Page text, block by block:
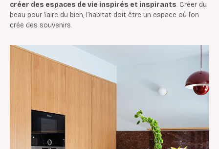
créer des espaces de vie inspirés et inspirants. Créer du
beau pour faire du bien, l’habitat doit être un espace où l’on
crée des souvenirs.